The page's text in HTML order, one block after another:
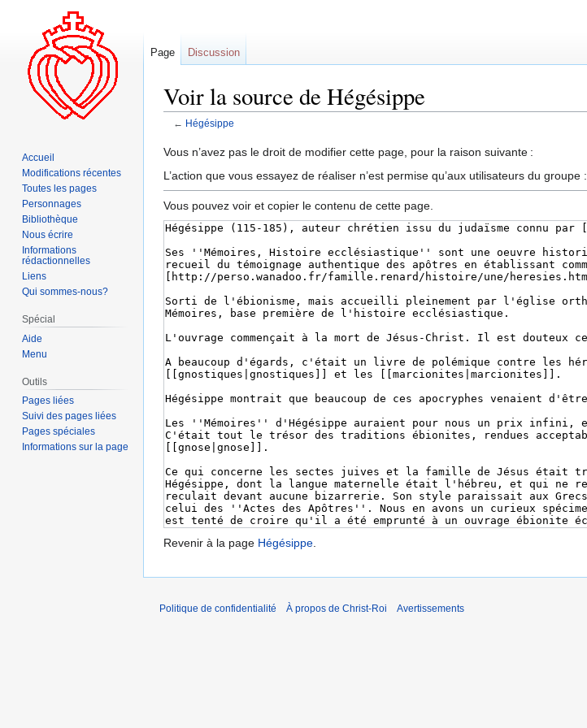
Voir la source de Hégésippe
← Hégésippe
Aller
à
navigation
Aller
à
recherche
Vous n’avez pas le droit de modifier cette page, pour la raison suivante :
L’action que vous essayez de réaliser n’est permise qu’aux utilisateurs du groupe :
Vous pouvez voir et copier le contenu de cette page.
Revenir à la page Hégésippe.
Page Discussion
Accueil
Modifications récentes
Toutes les pages
Personnages
Bibliothèque
Nous écrire
Informations
rédactionnelles
Liens
Qui sommes-nous?
Spécial
Aide
Menu
Outils
Pages liées
Suivi des pages liées
Pages spéciales
Informations sur la page
Politique de confidentialité À propos de Christ-Roi Avertissements